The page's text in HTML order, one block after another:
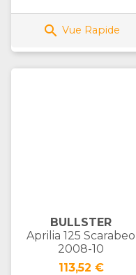
 Vue Rapide
BULLSTER
Aprilia 125 Scarabeo
2008-10
Prix
113,52 €